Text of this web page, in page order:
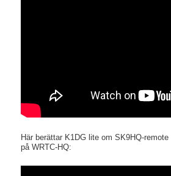
Här berättar K1DG lite om SK9HQ-
på WRTC-HQ: